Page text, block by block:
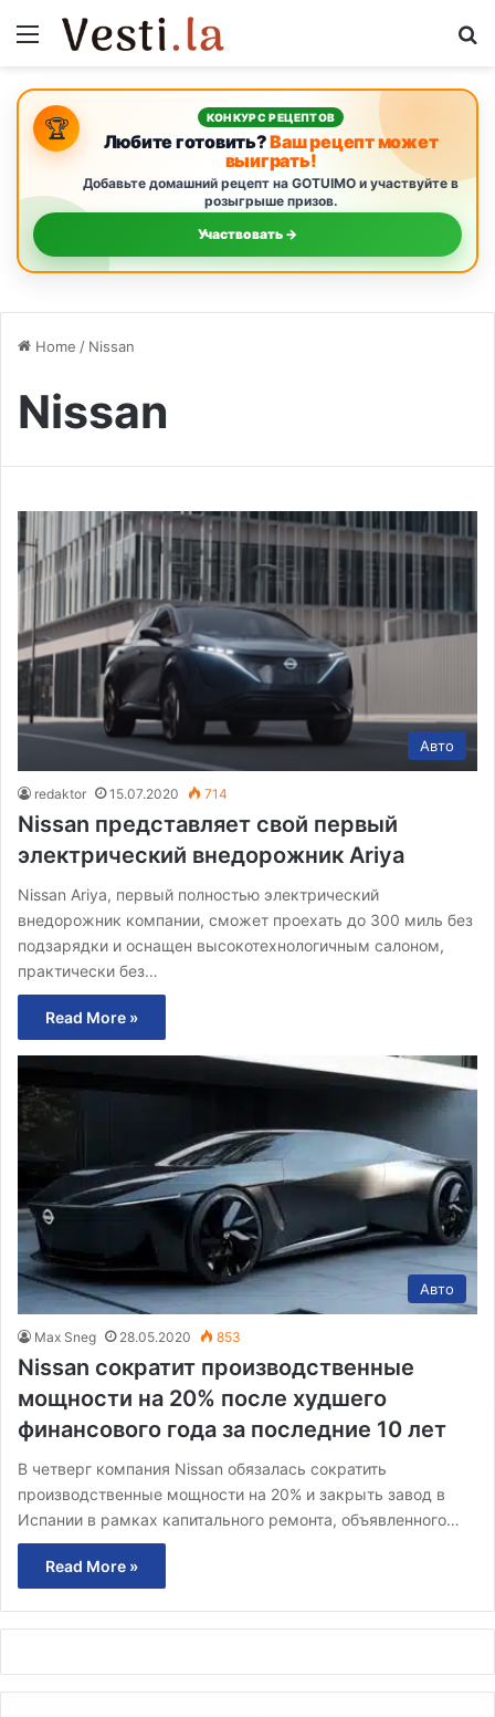
Menu
🏆 КОНКУРС РЕЦЕПТОВ
Любите готовить?Ваш рецепт может
выиграть!
Добавьте домашний рецепт на GOTUIMO и участвуйте в
розыгрыше призов.
Участвовать →
Home / Nissan
Nissan
Авто
redaktor 15.07.2020 714
Nissan представляет свой первый
электрический внедорожник Ariya
Nissan Ariya, первый полностью электрический
внедорожник компании, сможет проехать до 300 миль без
подзарядки и оснащен высокотехнологичным салоном,
практически без…
Read More »
Авто
Max Sneg 28.05.2020 853
Nissan сократит производственные
мощности на 20% после худшего
финансового года за последние 10 лет
В четверг компания Nissan обязалась сократить
производственные мощности на 20% и закрыть завод в
Испании в рамках капитального ремонта, объявленного…
Read More »